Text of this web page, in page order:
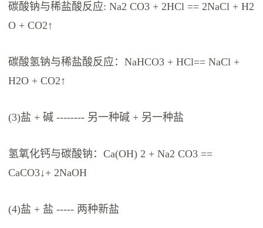
碳酸钠与稀盐酸反应: Na2 CO3 + 2HCl == 2NaCl + H2
O + CO2↑
碳酸氢钠与稀盐酸反应：NaHCO3 + HCl== NaCl +
H2O + CO2↑
(3)盐 + 碱 -------- 另一种碱 + 另一种盐
氢氧化钙与碳酸钠：Ca(OH) 2 + Na2 CO3 ==
CaCO3↓+ 2NaOH
(4)盐 + 盐 ----- 两种新盐